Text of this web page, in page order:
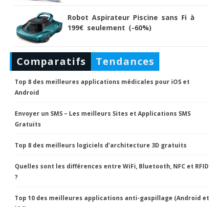
Robot Aspirateur Piscine sans Fi à
199€ seulement (-60%)
Comparatifs Tendances
Top 8 des meilleures applications médicales pour iOS et
Android
Envoyer un SMS – Les meilleurs Sites et Applications SMS
Gratuits
Top 8 des meilleurs logiciels d’architecture 3D gratuits
Quelles sont les différences entre WiFi, Bluetooth, NFC et RFID
?
Top 10 des meilleures applications anti-gaspillage (Android et